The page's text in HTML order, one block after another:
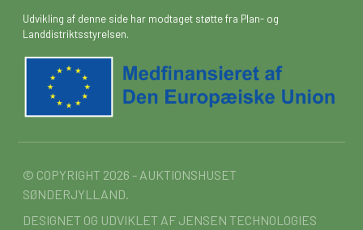
Udvikling af denne side har modtaget støtte fra Plan- og
Landdistriktsstyrelsen.
© COPYRIGHT 2026 - AUKTIONSHUSET
SØNDERJYLLAND.
DESIGNET OG UDVIKLET AF JENSEN TECHNOLOGIES